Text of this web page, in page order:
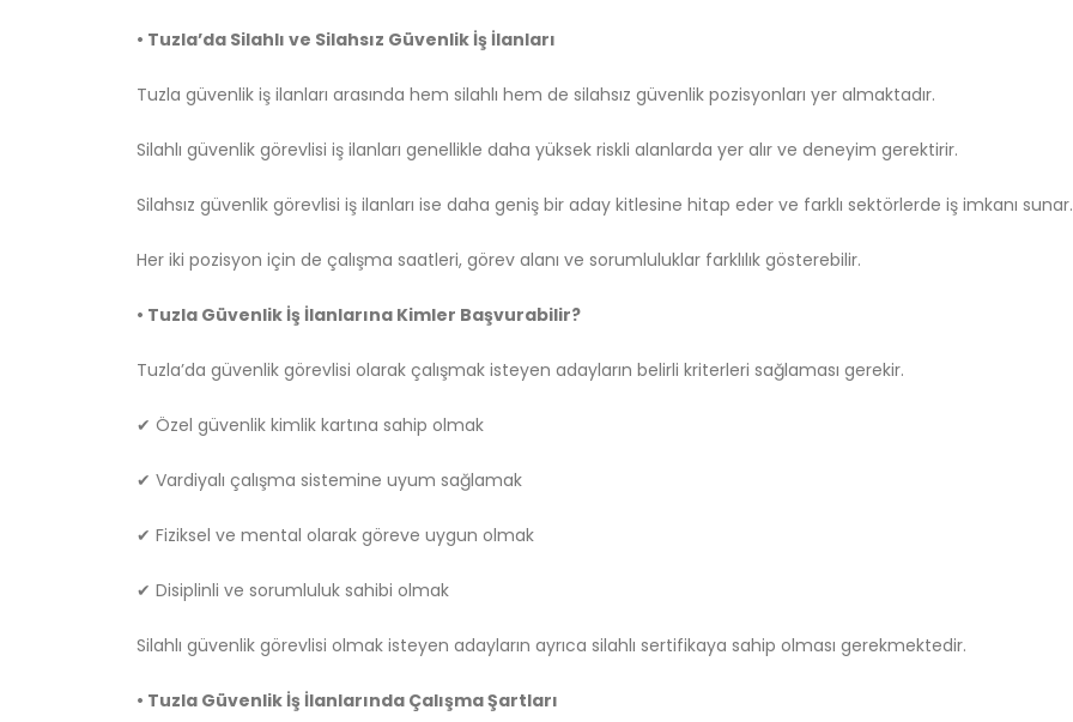
• Tuzla’da Silahlı ve Silahsız Güvenlik İş İlanları
Tuzla güvenlik iş ilanları arasında hem silahlı hem de silahsız güvenlik pozisyonları yer almaktadır.
Silahlı güvenlik görevlisi iş ilanları genellikle daha yüksek riskli alanlarda yer alır ve deneyim gerektirir.
Silahsız güvenlik görevlisi iş ilanları ise daha geniş bir aday kitlesine hitap eder ve farklı sektörlerde iş imkanı sunar.
Her iki pozisyon için de çalışma saatleri, görev alanı ve sorumluluklar farklılık gösterebilir.
• Tuzla Güvenlik İş İlanlarına Kimler Başvurabilir?
Tuzla’da güvenlik görevlisi olarak çalışmak isteyen adayların belirli kriterleri sağlaması gerekir.
✔ Özel güvenlik kimlik kartına sahip olmak
✔ Vardiyalı çalışma sistemine uyum sağlamak
✔ Fiziksel ve mental olarak göreve uygun olmak
✔ Disiplinli ve sorumluluk sahibi olmak
Silahlı güvenlik görevlisi olmak isteyen adayların ayrıca silahlı sertifikaya sahip olması gerekmektedir.
• Tuzla Güvenlik İş İlanlarında Çalışma Şartları